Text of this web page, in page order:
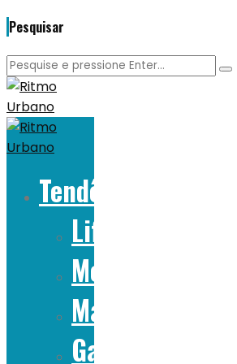
Pesquisar
Tendências
Lifestyle
Moda
Marcas
Gadgets